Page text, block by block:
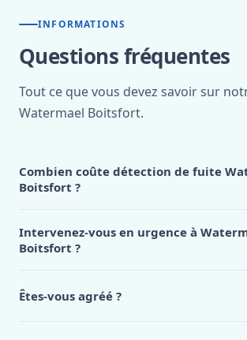
INFORMATIONS
Questions fréquentes
Tout ce que vous devez savoir sur
Watermael Boitsfort.
Combien coûte détection de fuite
Boitsfort ?
Watermael Boitsfort, appelez le 0472 53 24
Intervenez-vous en urgence à
Boitsfort ?
Êtes-vous agréé ?